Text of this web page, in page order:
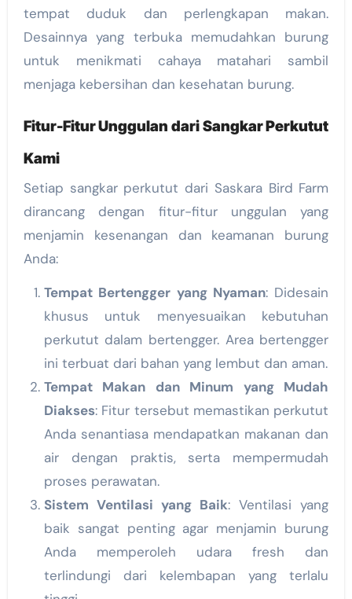
tempat duduk dan perlengkapan makan.
Desainnya yang terbuka memudahkan burung
untuk menikmati cahaya matahari sambil
menjaga kebersihan dan kesehatan burung.
Fitur-Fitur Unggulan dari Sangkar Perkutut
Kami
Setiap sangkar perkutut dari Saskara Bird Farm
dirancang dengan fitur-fitur unggulan yang
menjamin kesenangan dan keamanan burung
Anda:
Tempat Bertengger yang Nyaman: Didesain
khusus untuk menyesuaikan kebutuhan
perkutut dalam bertengger. Area bertengger
ini terbuat dari bahan yang lembut dan aman.
Tempat Makan dan Minum yang Mudah
Diakses: Fitur tersebut memastikan perkutut
Anda senantiasa mendapatkan makanan dan
air dengan praktis, serta mempermudah
proses perawatan.
Sistem Ventilasi yang Baik: Ventilasi yang
baik sangat penting agar menjamin burung
Anda memperoleh udara fresh dan
terlindungi dari kelembapan yang terlalu